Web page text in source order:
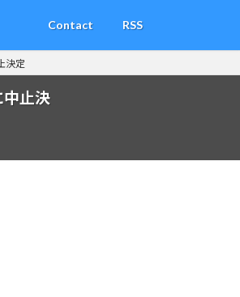
Contact RSS
決定
止決